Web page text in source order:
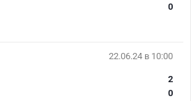
0
22.06.24 в 10:00
2
0